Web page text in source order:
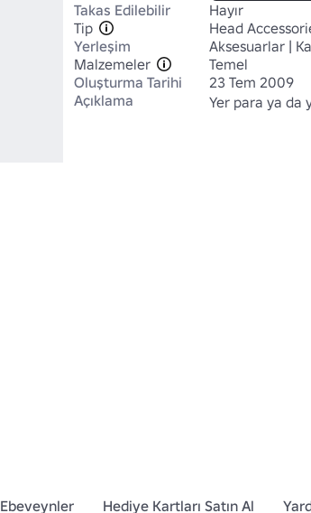
Takas Edilebilir
Hayır
Tip
Head
Yerleşim
Aksesuarlar |
Malzemeler
Temel
Oluşturma Tarihi
23 Tem 2009
Açıklama
Yer para ya da
Ebeveynler Hediye Kartları Satın Al